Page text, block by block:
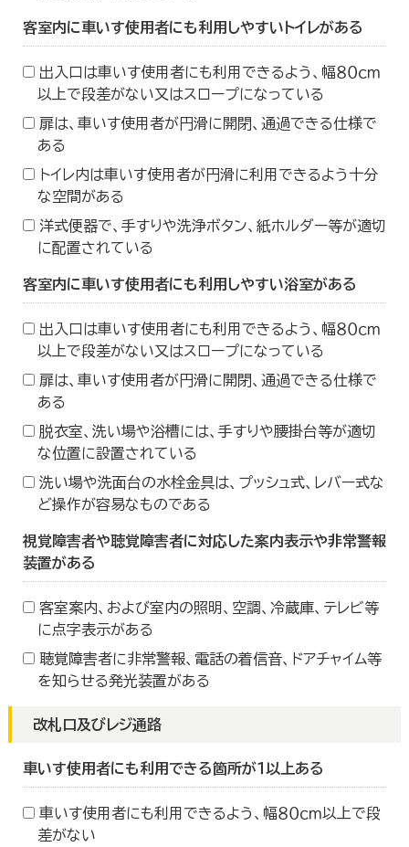
客室内に車いす使用者にも利用しやすいトイレがある
出入口は車いす使用者にも利用できるよう、幅８０ｃｍ
以上で段差がない又はスロープになっている
扉は、車いす使用者が円滑に開閉、通過できる仕様で
ある
トイレ内は車いす使用者が円滑に利用できるよう十分
な空間がある
洋式便器で、手すりや洗浄ボタン、紙ホルダー等が適切
に配置されている
客室内に車いす使用者にも利用しやすい浴室がある
出入口は車いす使用者にも利用できるよう、幅８０ｃｍ
以上で段差がない又はスロープになっている
扉は、車いす使用者が円滑に開閉、通過できる仕様で
ある
脱衣室、洗い場や浴槽には、手すりや腰掛台等が適切
な位置に設置されている
洗い場や洗面台の水栓金具は、プッシュ式、レバー式な
ど操作が容易なものである
視覚障害者や聴覚障害者に対応した案内表示や非常警報
装置がある
客室案内、および室内の照明、空調、冷蔵庫、テレビ等
に点字表示がある
聴覚障害者に非常警報、電話の着信音、ドアチャイム等
を知らせる発光装置がある
改札口及びレジ通路
車いす使用者にも利用できる箇所が１以上ある
車いす使用者にも利用できるよう、幅８０ｃｍ以上で段
差がない